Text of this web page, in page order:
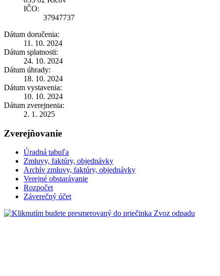
IČO:
37947737
Dátum doručenia:
11. 10. 2024
Dátum splatnosti:
24. 10. 2024
Dátum úhrady:
18. 10. 2024
Dátum vystavenia:
10. 10. 2024
Dátum zverejnenia:
2. 1. 2025
Zverejňovanie
Úradná tabuľa
Zmluvy, faktúry, objednávky
Archív zmluvy, faktúry, objednávky
Verejné obstarávanie
Rozpočet
Záverečný účet